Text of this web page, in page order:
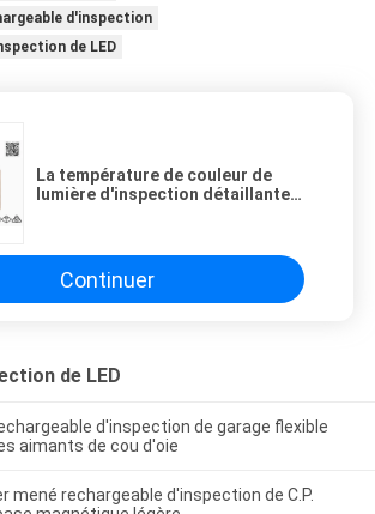
d'inspection
de LED
La température de couleur de
lumière d'inspection détaillante
Continuer
de LED
d'inspection de garage flexible
aimants de cou d'oie
mené rechargeable d'inspection de C.P.